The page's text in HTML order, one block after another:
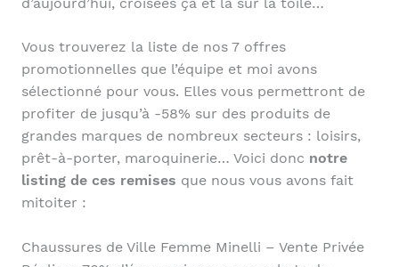
d’aujourd’hui, croisées çà et là sur la toile…
Vous trouverez la liste de nos 7 offres
promotionnelles que l’équipe et moi avons
sélectionné pour vous. Elles vous permettront de
profiter de jusqu’à -58% sur des produits de
grandes marques de nombreux secteurs : loisirs,
prêt-à-porter, maroquinerie… Voici donc notre
listing de ces remises que nous vous avons fait
mitoiter :
Chaussures de Ville Femme Minelli – Vente Privée